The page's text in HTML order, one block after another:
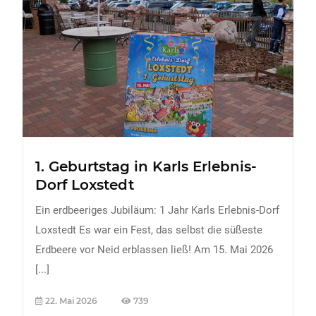
FREIZEIT
Veranstaltungen
Essen & Trinken
Sport
ERDBEEREN
1. Geburtstag in Karls Erlebnis-
Dorf Loxstedt
Ein erdbeeriges Jubiläum: 1 Jahr Karls Erlebnis-Dorf
Loxstedt Es war ein Fest, das selbst die süßeste
Erdbeere vor Neid erblassen ließ! Am 15. Mai 2026
[...]
22. Mai 2026 739